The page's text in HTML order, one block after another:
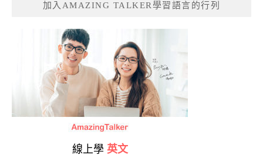
加入AMAZING TALKER學習語言的行列
線上學 英文